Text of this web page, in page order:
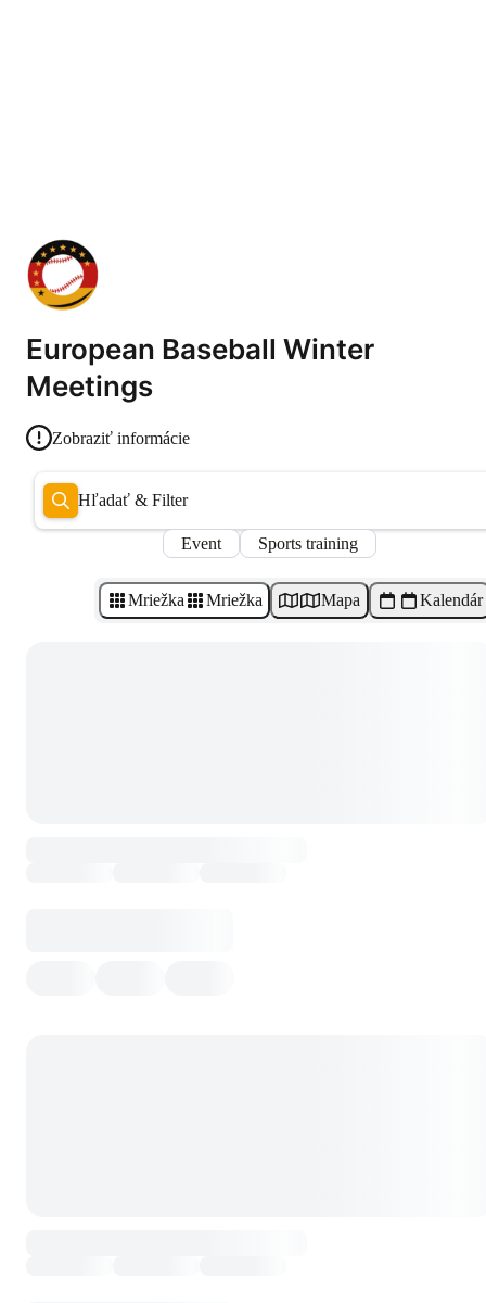
European Baseball Winter
Meetings
Zobraziť informácie
Hľadať & Filter
Event Sports training
Mriežka Mriežka Mapa Kalendár